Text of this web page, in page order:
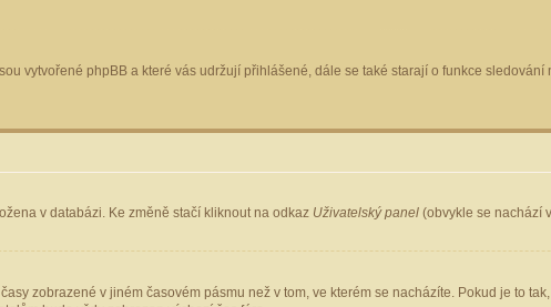
vytvořené phpBB a které vás udržují přihlášené, dále se také starají o funkce
v databázi. Ke změně stačí kliknout na odkaz Uživatelský panel (obvykle se nachází
zobrazené v jiném časovém pásmu než v tom, ve kterém se nacházíte. Pokud je to